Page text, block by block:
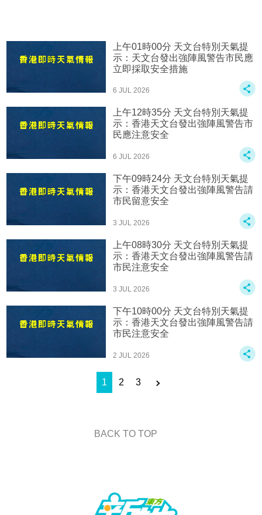
上午01時00分 天文台特別天氣提
示：天文台發出強陣風警告市民應
立即採取安全措施
6 JUL 2026
上午12時35分 天文台特別天氣提
示：香港天文台發出強陣風警告市
民應注意安全
6 JUL 2026
下午09時24分 天文台特別天氣提
示：香港天文台發出強陣風警告請
市民留意安全
3 JUL 2026
上午08時30分 天文台特別天氣提
示：香港天文台發出強陣風警告請
市民注意安全
3 JUL 2026
下午10時00分 天文台特別天氣提
示：香港天文台發出強陣風警告請
市民注意安全
2 JUL 2026
1 2 3
BACK TO TOP